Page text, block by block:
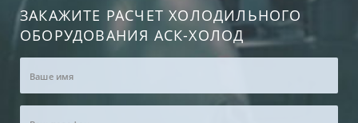
ЗАКАЖИТЕ РАСЧЕТ ХОЛОДИЛЬНОГО
ОБОРУДОВАНИЯ АСК-ХОЛОД